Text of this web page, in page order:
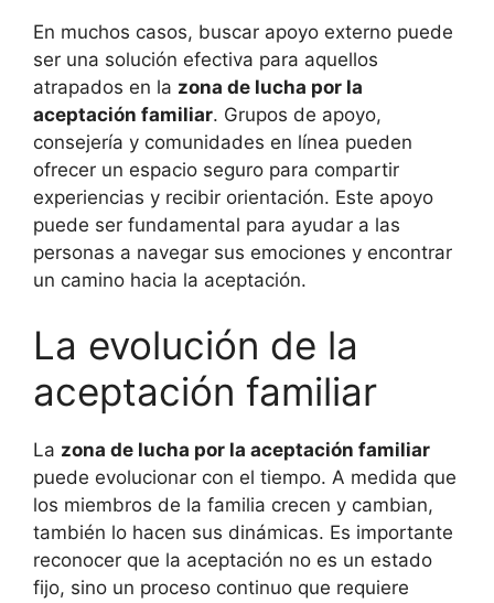
En muchos casos, buscar apoyo externo puede
ser una solución efectiva para aquellos
atrapados en la zona de lucha por la
aceptación familiar. Grupos de apoyo,
consejería y comunidades en línea pueden
ofrecer un espacio seguro para compartir
experiencias y recibir orientación. Este apoyo
puede ser fundamental para ayudar a las
personas a navegar sus emociones y encontrar
un camino hacia la aceptación.
La evolución de la
aceptación familiar
La zona de lucha por la aceptación familiar
puede evolucionar con el tiempo. A medida que
los miembros de la familia crecen y cambian,
también lo hacen sus dinámicas. Es importante
reconocer que la aceptación no es un estado
fijo, sino un proceso continuo que requiere